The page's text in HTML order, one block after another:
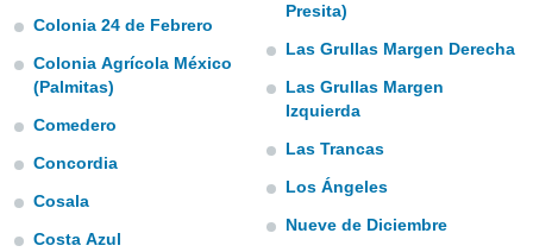
sul
è
al sito
Colonia 24 de Febrero
Colonia Agrícola México
(Palmitas)
Comedero
Concordia
Cosala
Costa Azul
Presita)
Las Grullas Margen Derecha
Las Grullas Margen
Izquierda
Las Trancas
Los Ángeles
Nueve de Diciembre